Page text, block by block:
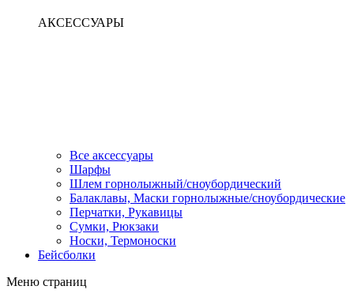
АКСЕССУАРЫ
Все аксессуары
Шарфы
Шлем горнолыжный/сноубордический
Балаклавы, Маски горнолыжные/сноубордические
Перчатки, Рукавицы
Сумки, Рюкзаки
Носки, Термоноски
Бейсболки
Меню страниц